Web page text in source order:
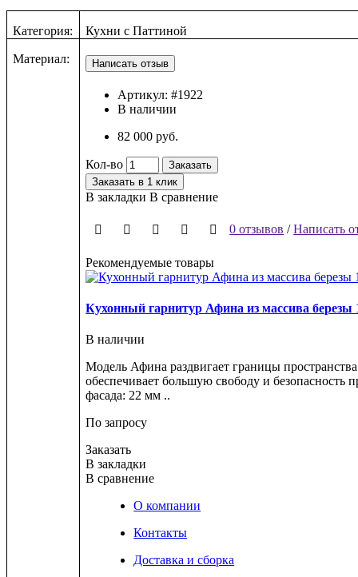
Категория: КухнисПаттиной
Материал:
Артикул:#1922
В наличии
82 000 руб.
Кол-во
Заказать
Заказать в 1 клик
В закладки В сравнение
0 отзывов /Написать
Рекомендуемые товары
Кухонный гарнитур Афина из массива березы
В наличии
Модель Афина раздвигает границы
обеспечивает большую свободу и
фасада: 22 мм ..
По запросу
Заказать
В закладки
В сравнение
О компании
Контакты
Доставка и сборка